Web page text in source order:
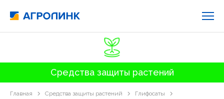
Средства защиты растений
Главная Средства защиты растений
Глифосаты